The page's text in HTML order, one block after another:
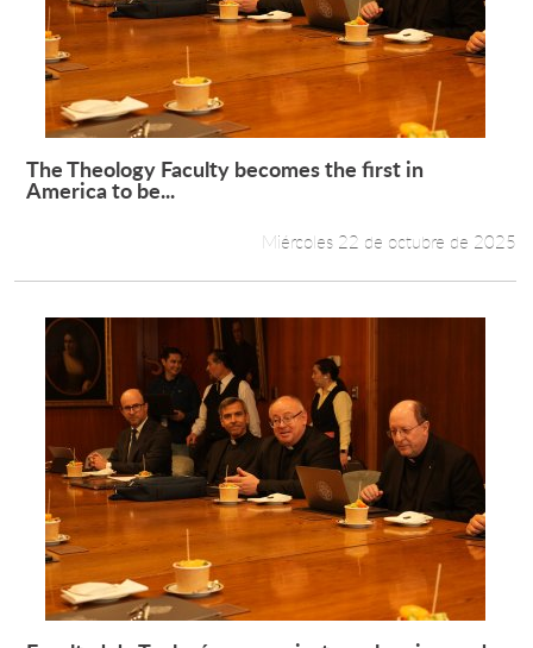
Leer más +
The Theology Faculty becomes the first in
America to be...
Miércoles 22 de octubre de 2025